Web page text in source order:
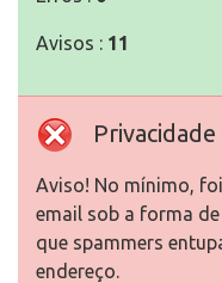
Avisos : 11
Aviso! No mínimo,
email sob a forma
que spammers
endereço.